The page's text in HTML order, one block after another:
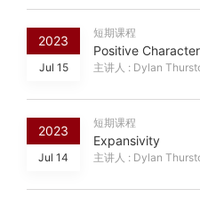
2023
Jul 15
短期课程
Positive
主讲人 : Dylan
2023
Jul 14
短期课程
Expansivity
主讲人 : Dylan